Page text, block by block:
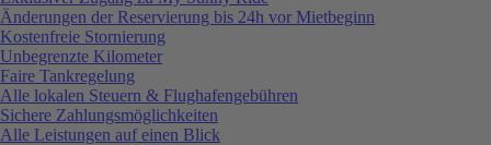
Änderungen der Reservierung bis 24h vor Mietbeginn
Kostenfreie Stornierung
Unbegrenzte Kilometer
Faire Tankregelung
Alle lokalen Steuern & Flughafengebühren
Sichere Zahlungsmöglichkeiten
Alle Leistungen auf einen Blick